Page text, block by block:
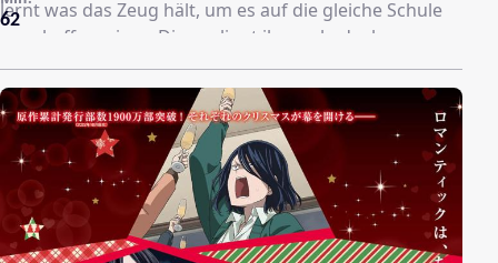
lernt was das Zeug hält, um es auf die gleiche Schule
zu schaffen wie er. Dies gelingt ihr auch, doch
nachdem ihr Schwarm eine Typ-Veränderung, wegen
einer unerfüllten Liebe durchmacht, sind plötzlich
auch noch andere Mädchen hinter Koyuki her.
Daraufhin beschließt Hina nicht länger zu warten und
ihrem Senpai endlich zu verraten, was sie empfindet.
Leichter gesagt, als getan und dann ist da auch noch
Hinas Kindheitsfreund Kotarou, der offenbar mehr für
sie empfindet als nur Freundschaft.
62